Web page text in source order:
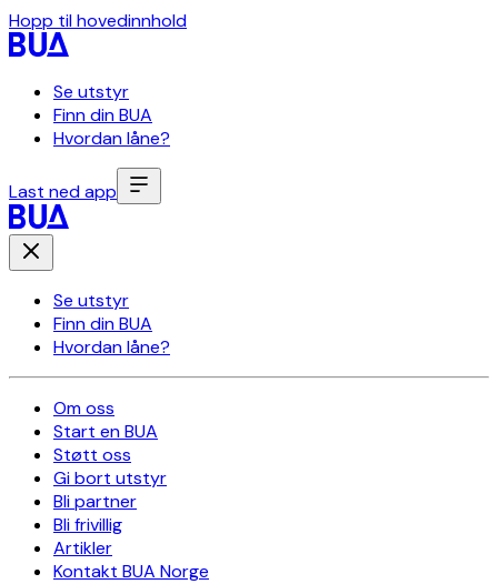
Hopp til hovedinnhold
Se utstyr
Finn din BUA
Hvordan låne?
Last ned app
Se utstyr
Finn din BUA
Hvordan låne?
Om oss
Start en BUA
Støtt oss
Gi bort utstyr
Bli partner
Bli frivillig
Artikler
Kontakt BUA Norge